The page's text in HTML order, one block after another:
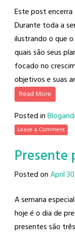
Este post encerra
Durante toda a
ilustrando o que
quais são seus
focado no
objetivos e suas
Read More
Posted in
Leave a Comment
Presente
Posted onApril
A semana
hoje é o dia de
presentes são